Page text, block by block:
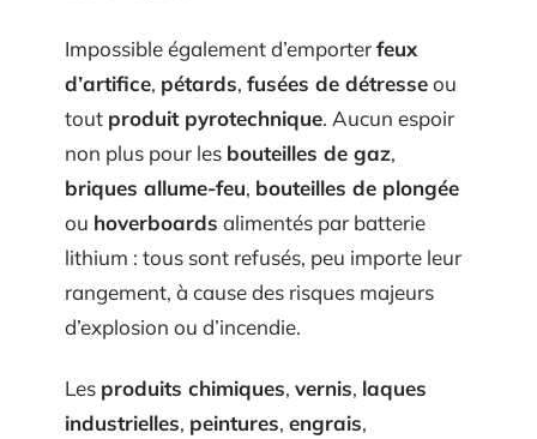
Impossible également d’emporterfeux
d’artifice, pétards, fusées de détresseou
tout produit pyrotechnique. Aucun espoir
non plus pour les bouteilles de gaz,
briques allume-feu, bouteilles de plongée
ou hoverboards alimentés par batterie
lithium : tous sont refusés, peu importe leur
rangement, à cause des risques majeurs
d’explosion ou d’incendie.
Les produits chimiques, vernis, laques
industrielles, peintures, engrais,